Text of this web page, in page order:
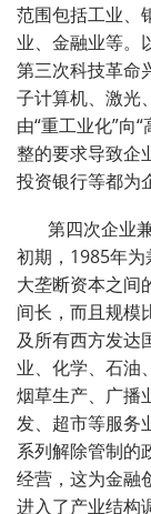
范围包括工业、
业、金融业等。
第三次科技革命
子计算机、激光
由“重工业化”向
整的要求导致企
投资银行等都为
第四次企业
初期， 1985年为
大垄断资本之间
间长，而且规模
及所有西方发达
业、化学、石油
烟草生产、广播
发、超市等服务
系列解除管制的
经营，这为金融
进入了产业结构